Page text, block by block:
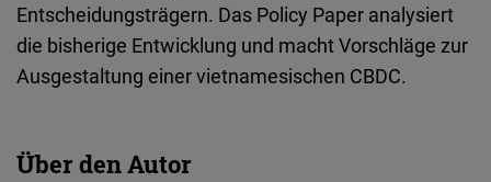
Entscheidungsträgern. Das Policy Paper analysiert
die bisherige Entwicklung und macht Vorschläge zur
Ausgestaltung einer vietnamesischen CBDC.
Über den Autor
Flickr
Embed